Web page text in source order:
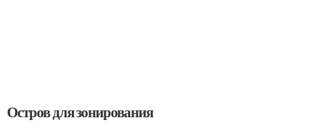
Остров для зонирования